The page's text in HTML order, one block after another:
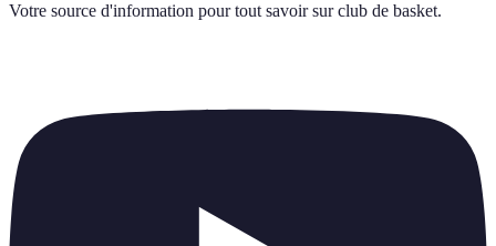
Votre source d'information pour tout savoir sur club de basket.